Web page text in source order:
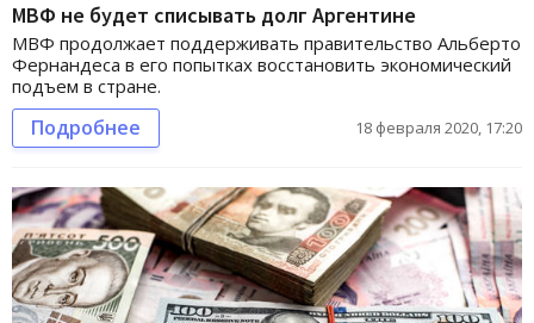
МВФ не будет списывать долг Аргентине
МВФ продолжает поддерживать правительство Альберто
Фернандеса в его попытках восстановить экономический
подъем в стране.
Подробнее 18 февраля 2020, 17:20